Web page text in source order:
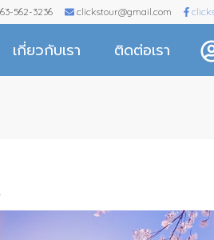
562-3236 clickstour@gmail.com
เกี่ยวกับเรา ติดต่อเรา